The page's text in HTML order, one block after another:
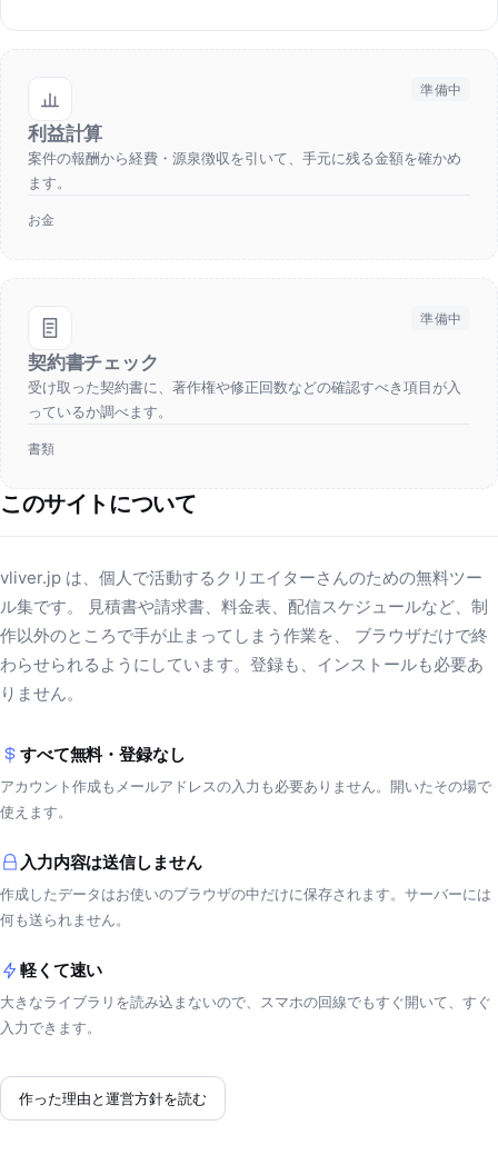
準備中
利益計算
案件の報酬から経費・源泉徴収を引いて、手元に残る金額を確かめ
ます。
お金
準備中
契約書チェック
受け取った契約書に、著作権や修正回数などの確認すべき項目が入
っているか調べます。
書類
このサイトについて
vliver.jp は、個人で活動するクリエイターさんのための無料ツー
ル集です。 見積書や請求書、料金表、配信スケジュールなど、制
作以外のところで手が止まってしまう作業を、 ブラウザだけで終
わらせられるようにしています。登録も、インストールも必要あ
りません。
すべて無料・登録なし
アカウント作成もメールアドレスの入力も必要ありません。開いたその場で
使えます。
入力内容は送信しません
作成したデータはお使いのブラウザの中だけに保存されます。サーバーには
何も送られません。
軽くて速い
大きなライブラリを読み込まないので、スマホの回線でもすぐ開いて、すぐ
入力できます。
作った理由と運営方針を読む